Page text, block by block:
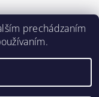
prechádzaním